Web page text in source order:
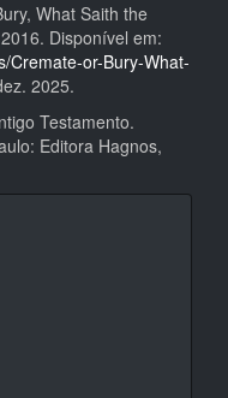
What Saith the
Disponível em:
Cremate-or-Bury-What-
2025.
Testamento.
Editora Hagnos,